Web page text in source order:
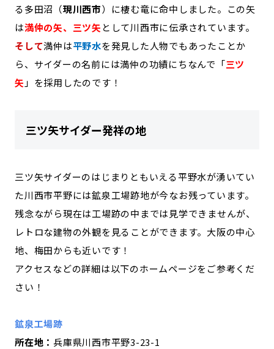
る多田沼（現川西市）に棲む竜に命中しました。この矢
は満仲の矢、三ツ矢 として川西市に伝承されています。
そして満仲は平野水を発見した人物でもあったことか
ら、サイダーの名前には満仲の功績にちなんで「三ツ
矢 」を採用したのです！
三ツ矢サイダー発祥の地
三ツ矢サイダーのはじまりともいえる平野水が湧いてい
た川西市平野には鉱泉工場跡地が今なお残っています。
残念ながら現在は工場跡の中までは見学できませんが、
レトロな建物の外観を見ることができます。大阪の中心
地、梅田からも近いです！
アクセスなどの詳細は以下のホームページをご参考くだ
さい！
鉱泉工場跡
所在地： 兵庫県川西市平野3-23-1